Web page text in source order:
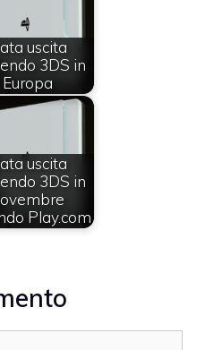
uscita
3DS in
Europa
uscita
3DS in
Play.com